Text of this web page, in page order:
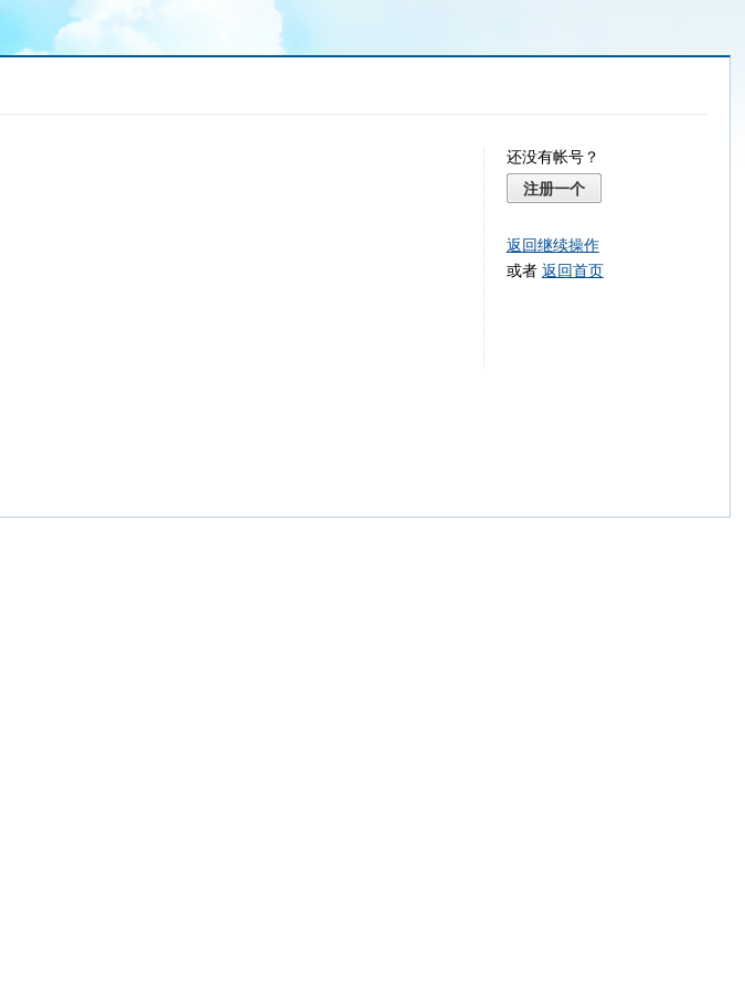
还没有帐号？
注册一个
返回继续操作
或者 返回首页